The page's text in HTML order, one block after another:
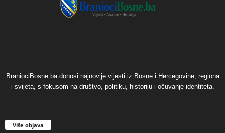
BraniociBosne.ba donosi najnovije vijesti iz Bosne i Hercegovine, regiona
i svijeta, s fokusom na društvo, politiku, historiju i očuvanje identiteta.
Više objava